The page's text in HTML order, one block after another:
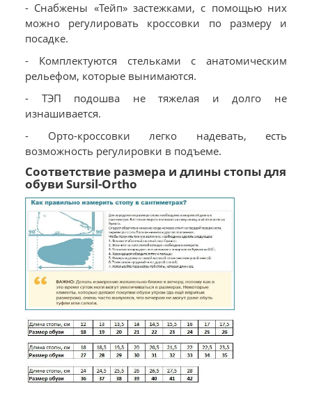
- Снабжены «Тейп» застежками, с помощью них
можно регулировать кроссовки по размеру и
посадке.
- Комплектуются стельками с анатомическим
рельефом, которые вынимаются.
- ТЭП подошва не тяжелая и долго не
изнашивается.
- Орто-кроссовки легко надевать, есть
возможность регулировки в подъеме.
Соответствие размера и длины стопы для
обуви Sursil-Ortho